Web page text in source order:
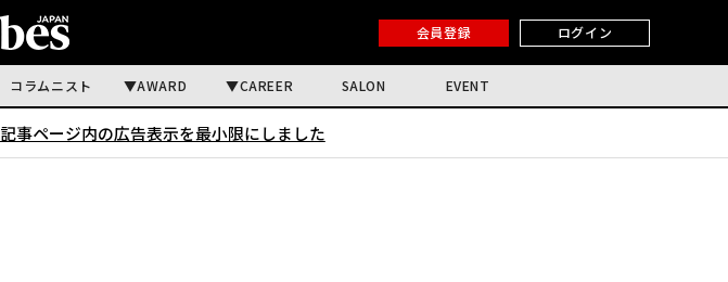
会員登録 ログイン
コラムニスト AWARD CAREER SALON EVENT
記事ページ内の広告表示を最小限にしました